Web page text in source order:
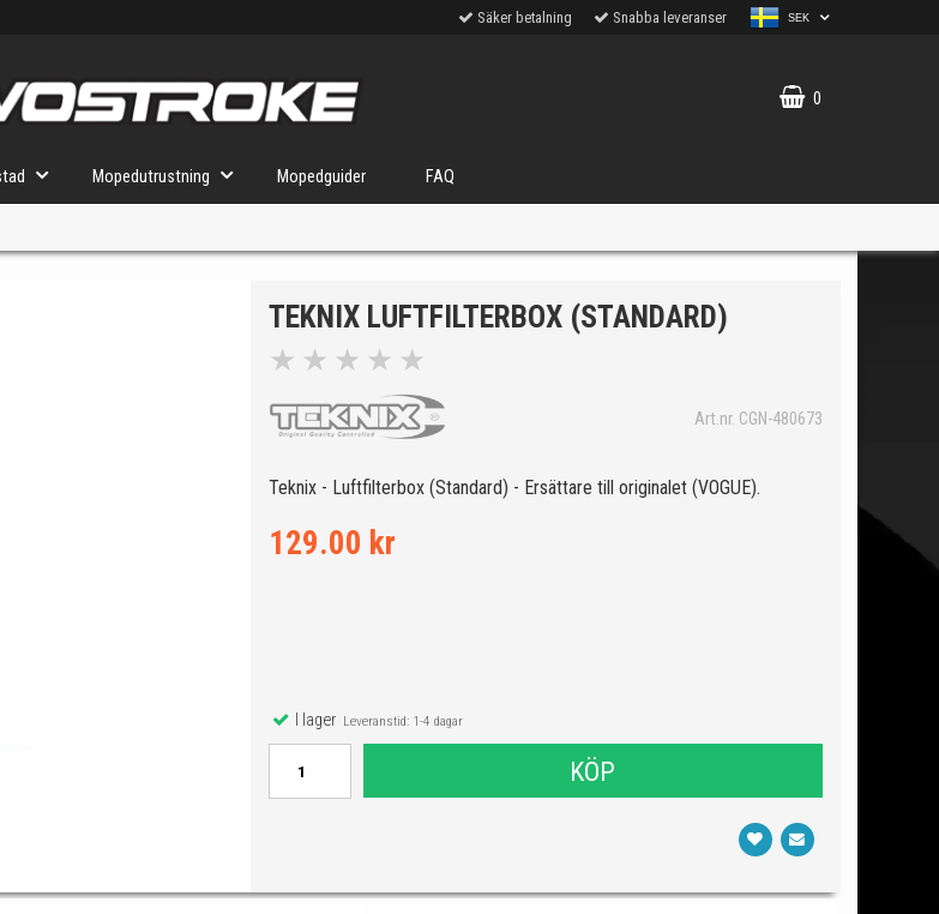
Säker betalning Snabba leveranser SEK
0
Mopedutrustning Mopedguider FAQ
FÖR RÄTT DELARTEKNIX LUFTFILTERBOX (STANDARD)
★ ★ ★ ★ ★
Art.nr. CGN-480673
Teknix - Luftfilterbox (Standard) - Ersättare till originalet (VOGUE).
129.00 kr
I lagerLeveranstid: 1-4 dagar
KÖP